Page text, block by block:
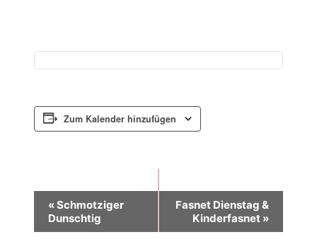
Zum Kalender hinzufügen
Veranstaltung
Navigation
«Schmotziger
Dunschtig
Fasnet Dienstag &
Kinderfasnet »